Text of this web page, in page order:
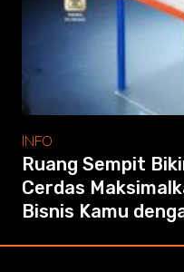
INFO
Ruang Sempit
Cerdas
Bisnis Kamu